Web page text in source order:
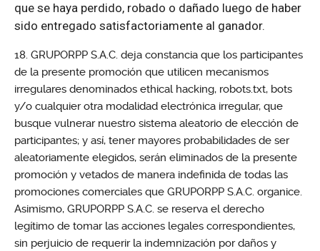
que se haya perdido, robado o dañado luego de haber
sido entregado satisfactoriamente al ganador.
GRUPORPP S.A.C. deja constancia que los participantes
de la presente promoción que utilicen mecanismos
irregulares denominados ethical hacking, robots.txt, bots
y/o cualquier otra modalidad electrónica irregular, que
busque vulnerar nuestro sistema aleatorio de elección de
participantes; y así, tener mayores probabilidades de ser
aleatoriamente elegidos, serán eliminados de la presente
promoción y vetados de manera indefinida de todas las
promociones comerciales que GRUPORPP S.A.C. organice.
Asimismo, GRUPORPP S.A.C. se reserva el derecho
legítimo de tomar las acciones legales correspondientes,
sin perjuicio de requerir la indemnización por daños y